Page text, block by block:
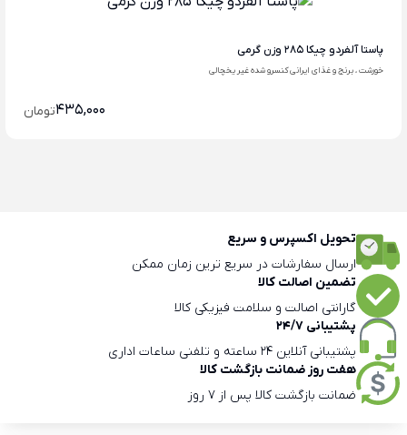
پاستا آلفردو چیکا 285 وزن گرمی
خورشت ، برنج و غذای ایرانی کنسرو شده غیر یخچالی
435,000تومان
تحویل اکسپرس و سریع
ارسال سفارشات در سریع ترین زمان ممکن
تضمین اصالت کالا
گارانتی اصالت و سلامت فیزیکی کالا
پشتیبانی 24/7
پشتیبانی آنلاین 24 ساعته و تلفنی ساعات اداری
هفت روز ضمانت بازگشت کالا
ضمانت بازگشت کالا پس از 7 روز